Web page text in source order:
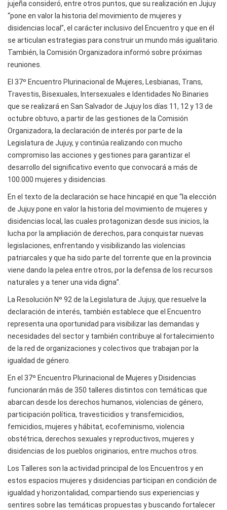
jujeña consideró, entre otros puntos, que su realización en Jujuy
“pone en valor la historia del movimiento de mujeres y
disidencias local”, el carácter inclusivo del Encuentro y que en él
se articulan estrategias para construir un mundo más igualitario.
También, la Comisión Organizadora informó sobre próximas
reuniones.
El 37º Encuentro Plurinacional de Mujeres, Lesbianas, Trans,
Travestis, Bisexuales, Intersexuales e Identidades No Binaries
que se realizará en San Salvador de Jujuy los días 11, 12 y 13 de
octubre obtuvo, a partir de las gestiones de la Comisión
Organizadora, la declaración de interés por parte de la
Legislatura de Jujuy, y continúa realizando con mucho
compromiso las acciones y gestiones para garantizar el
desarrollo del significativo evento que convocará a más de
100.000 mujeres y disidencias.
En el texto de la declaración se hace hincapié en que “la elección
de Jujuy pone en valor la historia del movimiento de mujeres y
disidencias local, las cuales protagonizan desde sus inicios, la
lucha por la ampliación de derechos, para conquistar nuevas
legislaciones, enfrentando y visibilizando las violencias
patriarcales y que ha sido parte del torrente que en la provincia
viene dando la pelea entre otros, por la defensa de los recursos
naturales y a tener una vida digna”.
La Resolución Nº 92 de la Legislatura de Jujuy, que resuelve la
declaración de interés, también establece que el Encuentro
representa una oportunidad para visibilizar las demandas y
necesidades del sector y también contribuye al fortalecimiento
de la red de organizaciones y colectivos que trabajan por la
igualdad de género.
En el 37º Encuentro Plurinacional de Mujeres y Disidencias
funcionarán más de 350 talleres distintos con temáticas que
abarcan desde los derechos humanos, violencias de género,
participación política, travesticidios y transfemicidios,
femicidios, mujeres y hábitat, ecofeminismo, violencia
obstétrica, derechos sexuales y reproductivos, mujeres y
disidencias de los pueblos originarios, entre muchos otros.
Los Talleres son la actividad principal de los Encuentros y en
estos espacios mujeres y disidencias participan en condición de
igualdad y horizontalidad, compartiendo sus experiencias y
sentires sobre las temáticas propuestas y buscando fortalecer